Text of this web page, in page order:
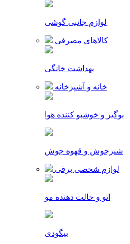
لوازم جانبی گوشی
کالاهای مصرفی
بهداشت خانگی
خانه و آشپزخانه
بوگیر و خوشبو کننده هوا
شیرجوش و قهوه جوش
لوازم شخصی برقی
اتو و حالت دهنده مو
بیگودی